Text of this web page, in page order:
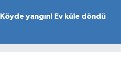
Köyde yangın! Ev küle döndü